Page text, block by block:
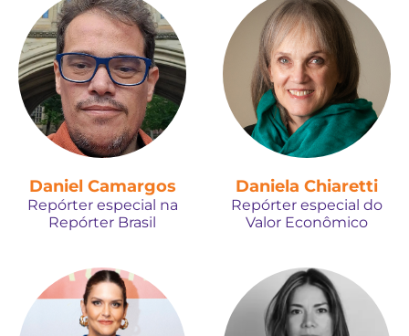
Daniel Camargos
Repórter especial na
Repórter Brasil
Daniela Chiaretti
Repórter especial do
Valor Econômico